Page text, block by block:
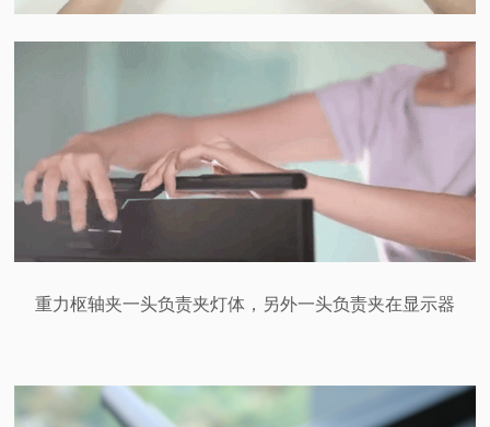
重力枢轴夹一头负责夹灯体，另外一头负责夹在显示器